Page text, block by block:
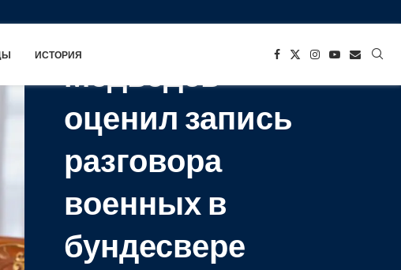
ИСТОРИЯ
оценил запись
разговора
военных в
бундесвере